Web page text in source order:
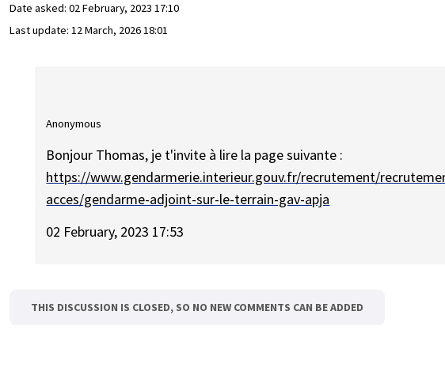
Date asked: 02 February, 2023 17:10
Last update: 12 March, 2026 18:01
Anonymous
Bonjour Thomas, je t'invite à lire la page suivante :
https://www.gendarmerie.interieur.gouv.fr/recrutement/
acces/gendarme-adjoint-sur-le-terrain-gav-apja
02 February, 2023 17:53
THIS DISCUSSION IS CLOSED, SO NO NEW COMMENTS CAN BE ADDED